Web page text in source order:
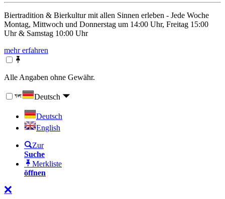
Biertradition & Bierkultur mit allen Sinnen erleben - Jede Woche
Montag, Mittwoch und Donnerstag um 14:00 Uhr, Freitag 15:00
Uhr & Samstag 10:00 Uhr
mehr erfahren
Alle Angaben ohne Gewähr.
Deutsch
Deutsch
English
Zur
Suche
Merkliste
öffnen